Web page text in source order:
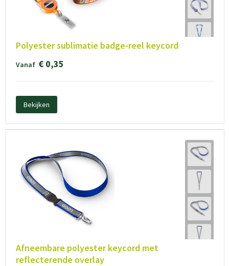
Polyester sublimatie badge‑reel keycord
Vanaf € 0,35
Bekijken
Afneembare polyester keycord met
reflecterende overlay